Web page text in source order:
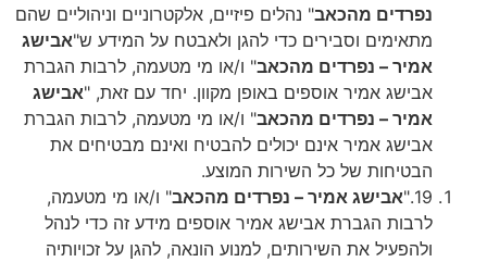
נפרדים מהכאב" נהלים פיזיים, אלקטרוניים וניהוליים שהם
מתאימים וסבירים כדי להגן ולאבטח על המידע ש"אבישג
אמיר – נפרדים מהכאב" ו/או מי מטעמה, לרבות הגברת
אבישג אמיר אוספים באופן מקוון. יחד עם זאת, "אבישג
אמיר – נפרדים מהכאב" ו/או מי מטעמה, לרבות הגברת
אבישג אמיר אינם יכולים להבטיח ואינם מבטיחים את
הבטיחות של כל השירות המוצע.
19.
"אבישג אמיר – נפרדים מהכאב" ו/או מי מטעמה,
לרבות הגברת אבישג אמיר אוספים מידע זה כדי לנהל
ולהפעיל את השירותים, למנוע הונאה, להגן על זכויותיה